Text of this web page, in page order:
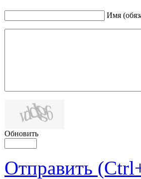
Имя
Обновить
Отправить